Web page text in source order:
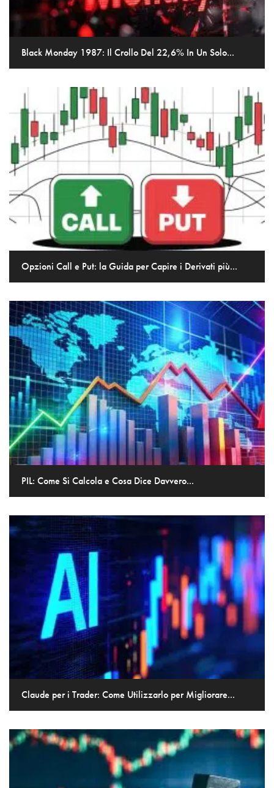
Black Monday 1987: Il Crollo Del 22,6% In Un Solo...
Opzioni Call e Put: la Guida per Capire i Derivati più...
PIL: Come Si Calcola e Cosa Dice Davvero...
Claude per i Trader: Come Utilizzarlo per Migliorare...